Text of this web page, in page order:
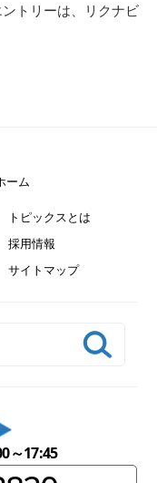
トリーは、リクナビ
ーム
トピックスとは
採用情報
サイトマップ
～17:45